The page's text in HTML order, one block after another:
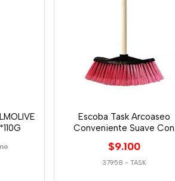
Escoba Task Arcoaseo
Conveniente Suave Con
C/Madera
$9.100
37958 - TASK